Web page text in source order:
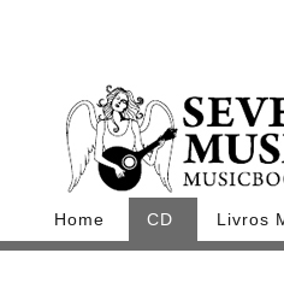
Home CD Livros